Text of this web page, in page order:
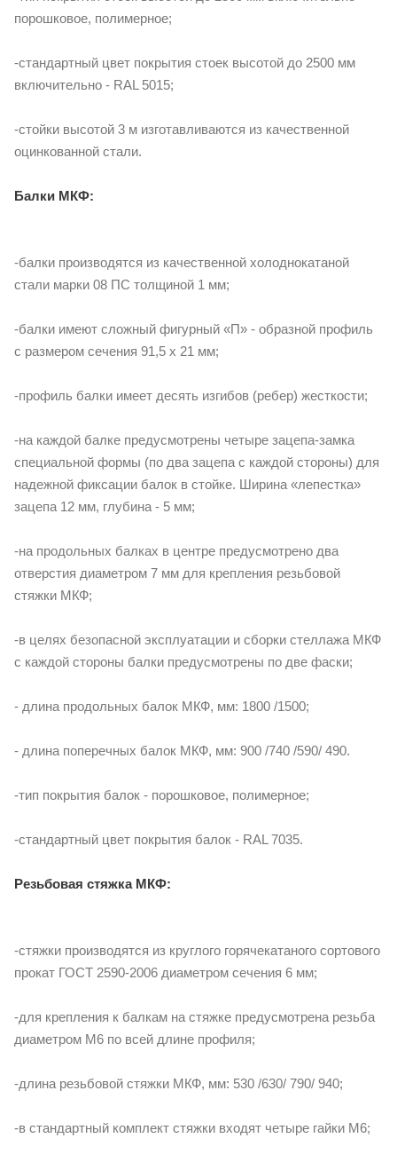
порошковое, полимерное;
-стандартный цвет покрытия стоек высотой до 2500 мм
включительно - RAL 5015;
-стойки высотой 3 м изготавливаются из качественной
оцинкованной стали.
Балки МКФ:
-балки производятся из качественной холоднокатаной
стали марки 08 ПС толщиной 1 мм;
-балки имеют сложный фигурный «П» - образной профиль
с размером сечения 91,5 х 21 мм;
-профиль балки имеет десять изгибов (ребер) жесткости;
-на каждой балке предусмотрены четыре зацепа-замка
специальной формы (по два зацепа с каждой стороны) для
надежной фиксации балок в стойке. Ширина «лепестка»
зацепа 12 мм, глубина - 5 мм;
-на продольных балках в центре предусмотрено два
отверстия диаметром 7 мм для крепления резьбовой
стяжки МКФ;
-в целях безопасной эксплуатации и сборки стеллажа МКФ
с каждой стороны балки предусмотрены по две фаски;
- длина продольных балок МКФ, мм: 1800 /1500;
- длина поперечных балок МКФ, мм: 900 /740 /590/ 490.
-тип покрытия балок - порошковое, полимерное;
-стандартный цвет покрытия балок - RAL 7035.
Резьбовая стяжка МКФ:
-стяжки производятся из круглого горячекатаного сортового
прокат ГОСТ 2590-2006 диаметром сечения 6 мм;
-для крепления к балкам на стяжке предусмотрена резьба
диаметром М6 по всей длине профиля;
-длина резьбовой стяжки МКФ, мм: 530 /630/ 790/ 940;
-в стандартный комплект стяжки входят четыре гайки М6;